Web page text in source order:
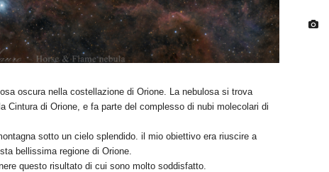
oscura nella costellazione di Orione. La nebulosa si trova
Cintura di Orione, e fa parte del complesso di nubi molecolari di
sotto un cielo splendido. il mio obiettivo era riuscire a
bellissima regione di Orione.
questo risultato di cui sono molto soddisfatto.